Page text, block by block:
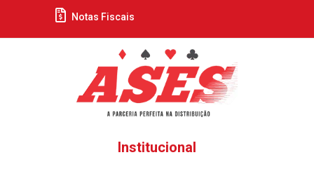
Notas Fiscais
Institucional